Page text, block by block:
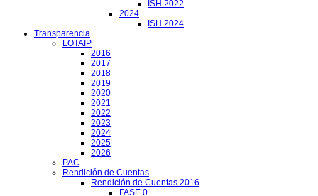
ISH 2022
2024
ISH 2024
Transparencia
LOTAIP
2016
2017
2018
2019
2020
2021
2022
2023
2024
2025
2026
PAC
Rendición de Cuentas
Rendición de Cuentas 2016
FASE 0